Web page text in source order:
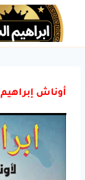
التجاوز
المحتوى
أوناش